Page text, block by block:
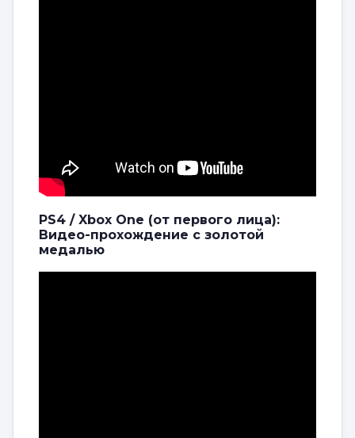
PS4 / Xbox One (от первого лица):
Видео-прохождение с золотой
медалью